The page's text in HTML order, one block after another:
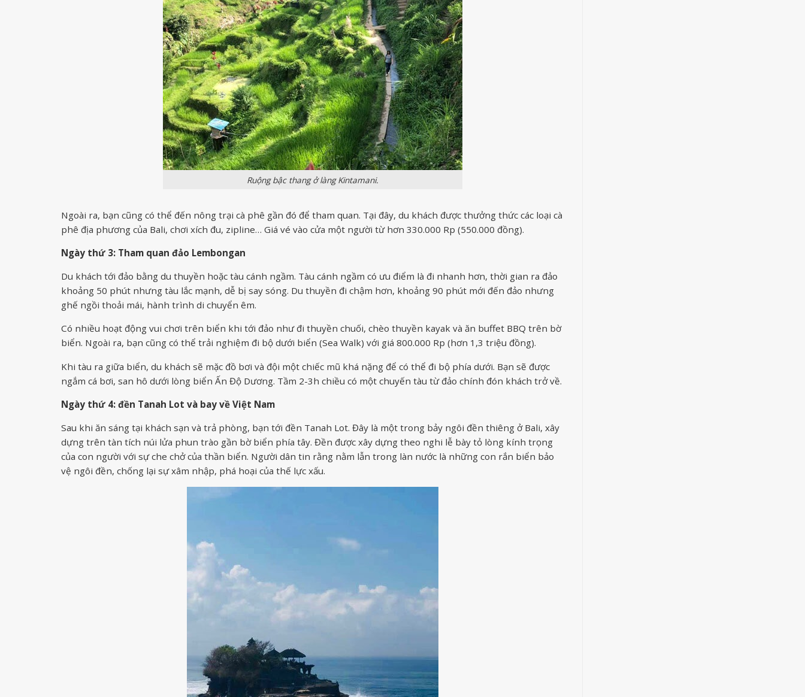
Ruộng bậc thang ở làng Kintamani.
Ngoài ra, bạn cũng có thể đến nông trại cà phê gần đó để tham quan. Tại đây, du khách được thưởng thức các loại cà
phê địa phương của Bali, chơi xích đu, zipline… Giá vé vào cửa một người từ hơn 330.000 Rp (550.000 đồng).
Ngày thứ 3: Tham quan đảo Lembongan
Du khách tới đảo bằng du thuyền hoặc tàu cánh ngầm. Tàu cánh ngầm có ưu điểm là đi nhanh hơn, thời gian ra đảo
khoảng 50 phút nhưng tàu lắc mạnh, dễ bị say sóng. Du thuyền đi chậm hơn, khoảng 90 phút mới đến đảo nhưng
ghế ngồi thoải mái, hành trình di chuyển êm.
Có nhiều hoạt động vui chơi trên biển khi tới đảo như đi thuyền chuối, chèo thuyền kayak và ăn buffet BBQ trên bờ
biển. Ngoài ra, bạn cũng có thể trải nghiệm đi bộ dưới biển (Sea Walk) với giá 800.000 Rp (hơn 1,3 triệu đồng).
Khi tàu ra giữa biển, du khách sẽ mặc đồ bơi và đội một chiếc mũ khá nặng để có thể đi bộ phía dưới. Bạn sẽ được
ngắm cá bơi, san hô dưới lòng biển Ấn Độ Dương. Tầm 2-3h chiều có một chuyến tàu từ đảo chính đón khách trở về.
Ngày thứ 4: đền Tanah Lot và bay về Việt Nam
Sau khi ăn sáng tại khách sạn và trả phòng, bạn tới đền Tanah Lot. Đây là một trong bảy ngôi đền thiêng ở Bali, xây
dựng trên tàn tích núi lửa phun trào gần bờ biển phía tây. Đền được xây dựng theo nghi lễ bày tỏ lòng kính trọng
của con người với sự che chở của thần biển. Người dân tin rằng nằm lẫn trong làn nước là những con rắn biển bảo
vệ ngôi đền, chống lại sự xâm nhập, phá hoại của thế lực xấu.